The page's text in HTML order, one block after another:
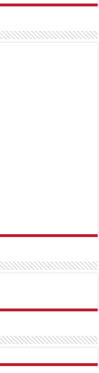
MatadorbetMariobet